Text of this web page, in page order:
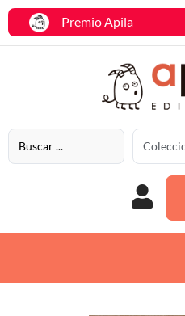
Premio Apila